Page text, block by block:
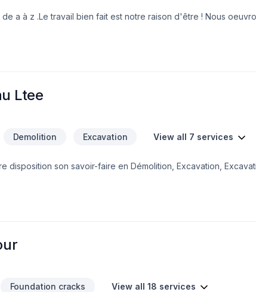
a à z .Le travail bien fait est notre raison d'être ! Nous
Ltee
Demolition Excavation View all 7 services
disposition son savoir-faire en Démolition, Excavation,
pour bâtir des relations de confiance avec nos clients.
Foundation cracks View all 18 services